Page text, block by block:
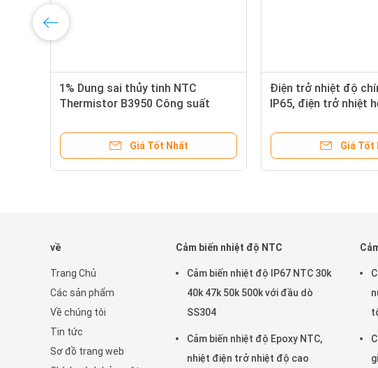
1% Dung sai thủy tinh NTC
Thermistor B3950 Công suất
Giá Tốt Nhất
Điện trở nhiệt độ
IP65, điện trở nhiệt
Giá Tốt
về
Trang Chủ
Các sản phẩm
Về chúng tôi
Tin tức
Sơ đồ trang web
Cảm biến nhiệt độ NTC
Cảm biến nhiệt độ IP67 NTC 30k
40k 47k 50k 500k với đầu dò
SS304
Cảm biến nhiệt độ Epoxy NTC,
nhiệt điện trở nhiệt độ cao